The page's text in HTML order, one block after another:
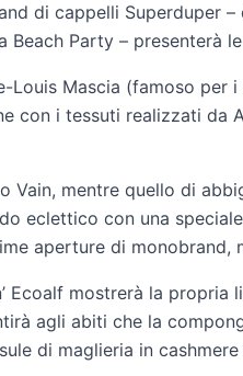
di cappelli Superduper
Beach Party – presenterà
Louis Mascia (famoso
con i tessuti realizzati da
Vain, mentre quello di
eclettico con una
aperture di
Ecoalf mostrerà la
agli abiti che la
di maglieria in